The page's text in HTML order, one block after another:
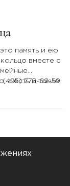
память и ею
вместе с
а есть и такие,
775-62-59